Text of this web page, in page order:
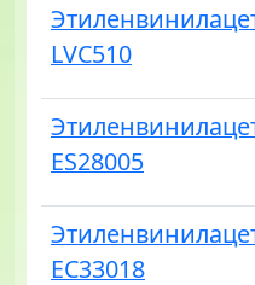
LVC510
ES28005
EC33018